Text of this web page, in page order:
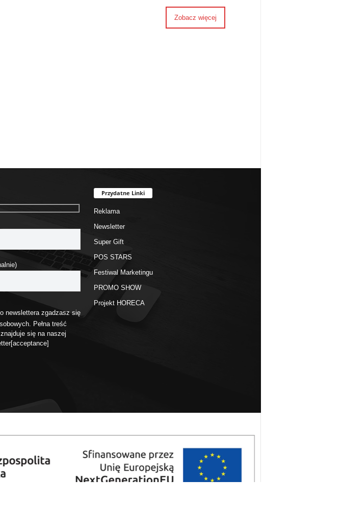
Zobacz więcej
newslettera zgadzasz się
Pełna treść
się na naszej
[acceptance]
Przydatne Linki
Reklama
Newsletter
Super Gift
POS STARS
Festiwal Marketingu
PROMO SHOW
Projekt HORECA